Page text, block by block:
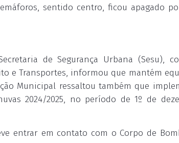
sentido centro, ficou apagado
de Segurança Urbana (Sesu),
e Transportes, informou que mantém
Municipal ressaltou também que
2024/2025, no período de 1º de
entrar em contato com o Corpo de